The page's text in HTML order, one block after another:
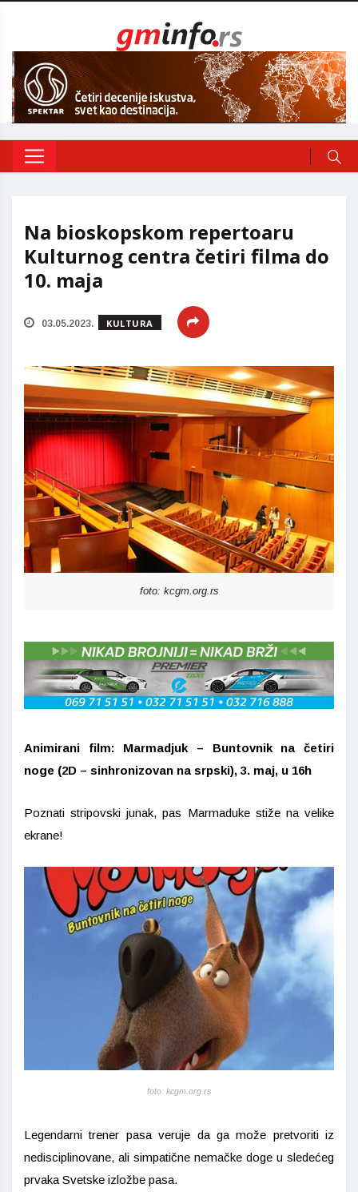
Na bioskopskom repertoaru
Kulturnog centra četiri filma do
10. maja
03.05.2023. KULTURA
foto: kcgm.org.rs
Animirani film: Marmadjuk – Buntovnik na četiri
noge (2D – sinhronizovan na srpski), 3. maj, u 16h
Poznati stripovski junak, pas Marmaduke stiže na velike
ekrane!
foto: kcgm.org.rs
Legendarni trener pasa veruje da ga može pretvoriti iz
nedisciplinovane, ali simpatične nemačke doge u sledećeg
prvaka Svetske izložbe pasa.